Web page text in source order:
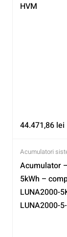
HVM
44.471,86 lei
Acumulatori
Acumulator
5kWh –
LUNA2000-
LUNA2000-